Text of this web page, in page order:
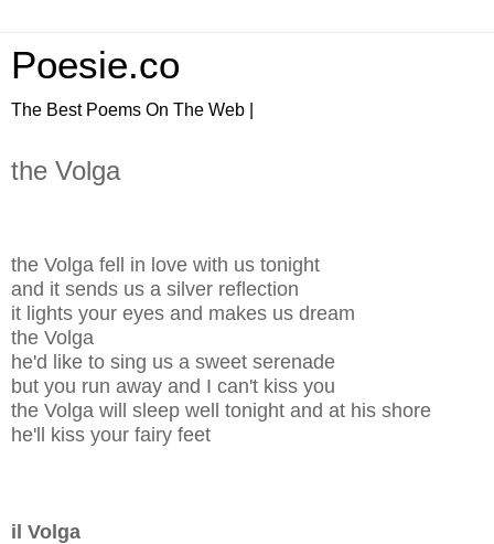
Poesie.co
The Best Poems On The Web |
the Volga
the Volga fell in love with us tonight
and it sends us a silver reflection
it lights your eyes and makes us dream
the Volga
he'd like to sing us a sweet serenade
but you run away and I can't kiss you
the Volga will sleep well tonight and at his shore
he'll kiss your fairy feet
il Volga